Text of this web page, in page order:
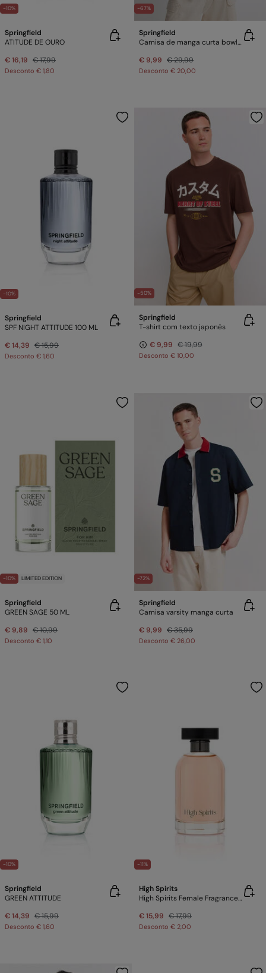
-10%
Springfield
ATITUDE DE OURO
€ 16,19 € 17,99
Desconto € 1,80
-67%
Springfield
Camisa de manga curta bowling estampada
€ 9,99 € 29,99
Desconto € 20,00
-10%
Springfield
SPF NIGHT ATTITUDE 100 ML
€ 14,39 € 15,99
Desconto € 1,60
-50%
Springfield
T-shirt com texto japonês
€ 9,99 € 19,99
Desconto € 10,00
-10% LIMITED EDITION
Springfield
GREEN SAGE 50 ML
€ 9,89 € 10,99
Desconto € 1,10
-72%
Springfield
Camisa varsity manga curta
€ 9,99 € 35,99
Desconto € 26,00
-10%
Springfield
GREEN ATTITUDE
€ 14,39 € 15,99
Desconto € 1,60
-11%
High Spirits
High Spirits Female Fragrance 100 ml
€ 15,99 € 17,99
Desconto € 2,00